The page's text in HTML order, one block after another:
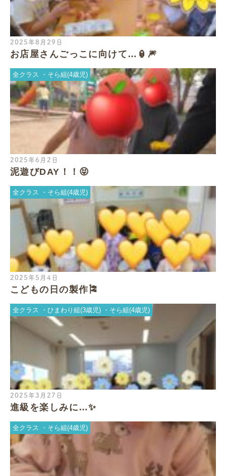
2025年8月29日
お店屋さんごっこに向けて…🏮🎆
全クラス そら組(4歳児)
2025年6月2日
泥遊びDAY！！😝
全クラス そら組(4歳児)
2025年5月4日
こどもの日の製作🎏
全クラス ひまわり組(3歳児) そら組(4歳児)
2025年3月27日
進級を楽しみに…✨
全クラス そら組(4歳児)